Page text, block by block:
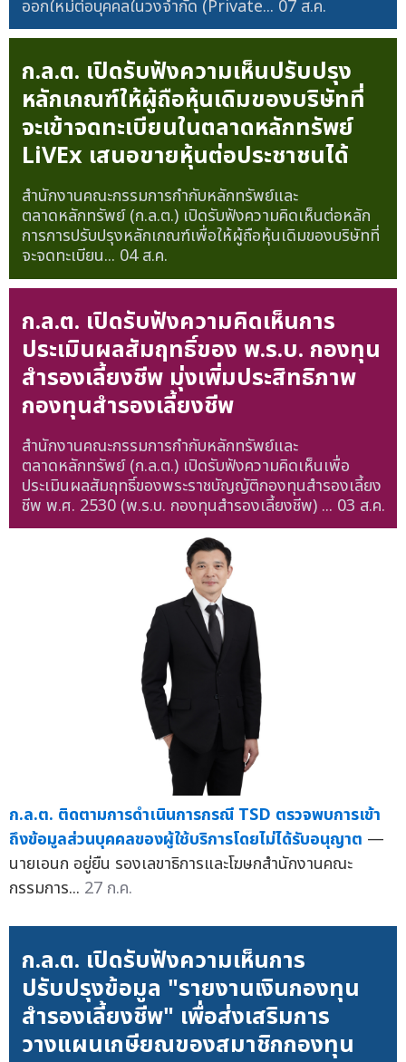
ออกใหม่ต่อบุคคลในวงจำกัด (Private... 07 ส.ค.
ก.ล.ต. เปิดรับฟังความเห็นปรับปรุง
หลักเกณฑ์ให้ผู้ถือหุ้นเดิมของบริษัทที่
จะเข้าจดทะเบียนในตลาดหลักทรัพย์
LiVEx เสนอขายหุ้นต่อประชาชนได้
สำนักงานคณะกรรมการกำกับหลักทรัพย์และ
ตลาดหลักทรัพย์ (ก.ล.ต.) เปิดรับฟังความคิดเห็นต่อหลัก
การการปรับปรุงหลักเกณฑ์เพื่อให้ผู้ถือหุ้นเดิมของบริษัทที่
จะจดทะเบียน... 04 ส.ค.
ก.ล.ต. เปิดรับฟังความคิดเห็นการ
ประเมินผลสัมฤทธิ์ของ พ.ร.บ. กองทุน
สำรองเลี้ยงชีพ มุ่งเพิ่มประสิทธิภาพ
กองทุนสำรองเลี้ยงชีพ
สำนักงานคณะกรรมการกำกับหลักทรัพย์และ
ตลาดหลักทรัพย์ (ก.ล.ต.) เปิดรับฟังความคิดเห็นเพื่อ
ประเมินผลสัมฤทธิ์ของพระราชบัญญัติกองทุนสำรองเลี้ยง
ชีพ พ.ศ. 2530 (พ.ร.บ. กองทุนสำรองเลี้ยงชีพ) ... 03 ส.ค.
ก.ล.ต. ติดตามการดำเนินการกรณี TSD ตรวจพบการเข้า
ถึงข้อมูลส่วนบุคคลของผู้ใช้บริการโดยไม่ได้รับอนุญาต —
นายเอนก อยู่ยืน รองเลขาธิการและโฆษกสำนักงานคณะ
กรรมการ... 27 ก.ค.
ก.ล.ต. เปิดรับฟังความเห็นการ
ปรับปรุงข้อมูล "รายงานเงินกองทุน
สำรองเลี้ยงชีพ" เพื่อส่งเสริมการ
วางแผนเกษียณของสมาชิกกองทุน